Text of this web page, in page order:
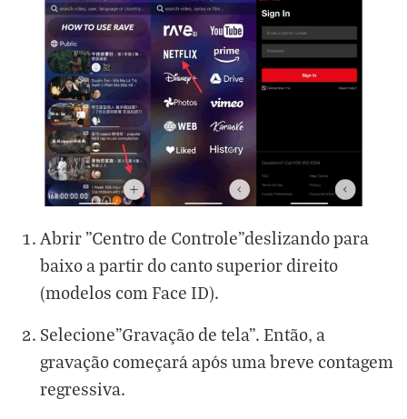
Abrir "Centro de Controle"deslizando para
baixo a partir do canto superior direito
(modelos com Face ID).
Selecione"Gravação de tela". Então, a
gravação começará após uma breve contagem
regressiva.